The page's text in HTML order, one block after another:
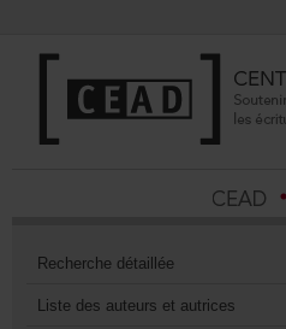
Recherchedétaillée
Listedesauteursetautrices